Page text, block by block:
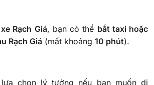
Rạch Giá, bạn có thể bắt taxi hoặc
Rạch Giá (mất khoảng 10 phút).
chọn lý tưởng nếu bạn muốn di